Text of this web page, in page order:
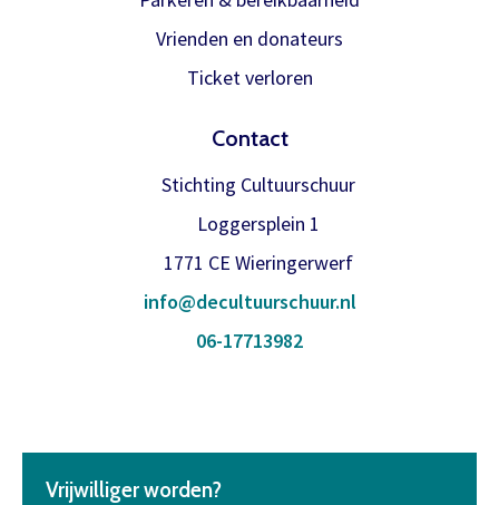
abonnement.
reserveren, gewoon via de bestelknop
Vrienden en donateurs
Ticket verloren
Contact
Stichting Cultuurschuur
Loggersplein 1
1771 CE Wieringerwerf
info@decultuurschuur.nl
06-17713982
Vrijwilliger worden?